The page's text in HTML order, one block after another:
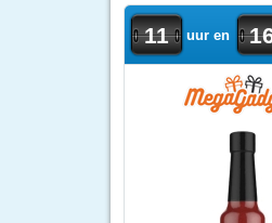
11 uur en